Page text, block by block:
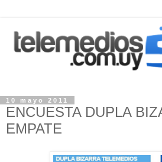
10 mayo 2011
ENCUESTA DUPLA
EMPATE